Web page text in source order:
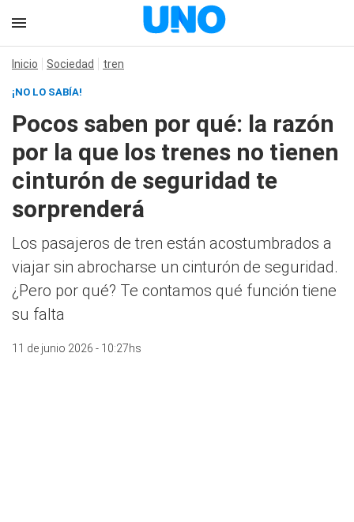
Inicio Sociedad tren
¡NO LO SABÍA!
Pocos saben por qué: la razón
por la que los trenes no tienen
cinturón de seguridad te
sorprenderá
Los pasajeros de tren están acostumbrados a
viajar sin abrocharse un cinturón de seguridad.
¿Pero por qué? Te contamos qué función tiene
su falta
11 de junio 2026 - 10:27hs